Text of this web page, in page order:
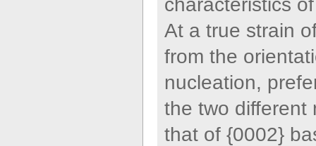
characteristics
At a true strain
from the
nucleation,
the two different
that of {0002}